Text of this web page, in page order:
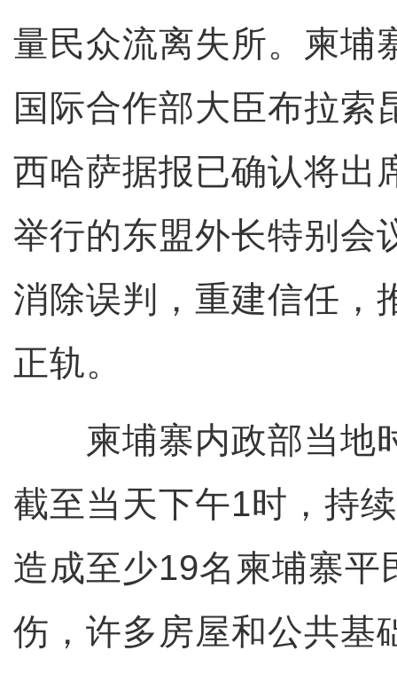
量民众流离失所。柬埔
国际合作部大臣布拉索
西哈萨据报已确认将出
举行的东盟外长特别会
消除误判，重建信任，
正轨。
柬埔寨内政部当地
截至当天下午1时，持
造成至少19名柬埔寨平
伤，许多房屋和公共基